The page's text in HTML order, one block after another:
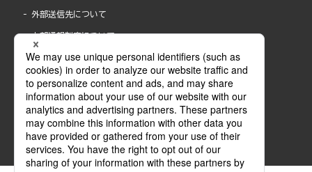
外部送信先について
内部通報制度について